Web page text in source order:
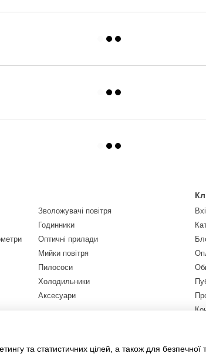
Зволожувачі повітря
Годинники
Оптичні прилади
Мийки повітря
Пилососи
Холодильники
Аксесуари
та статистичних цілей, а також для безпечної